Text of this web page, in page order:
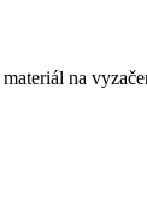
na